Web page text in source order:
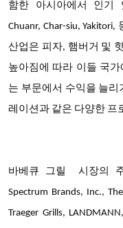
함한 아시아에서 인기
Chuanr, Char-siu,
산업은 피자, 햄버거 및
높아짐에 따라 이들 국
는 부문에서 수익을 늘
레이션과 같은 다양한 프
바베큐 그릴 시장의
Spectrum Brands, Inc.,
Traeger Grills,